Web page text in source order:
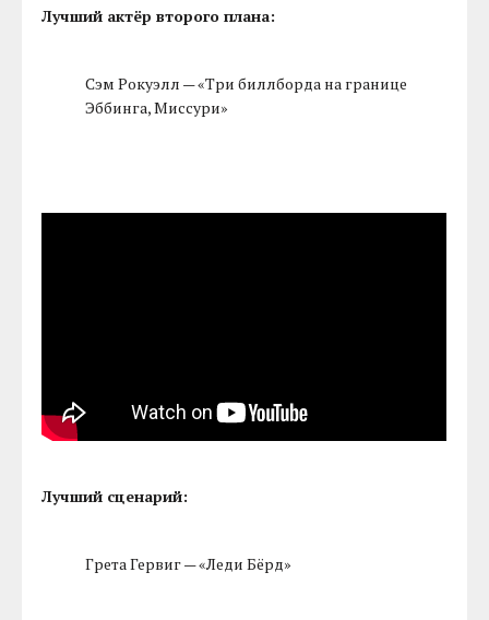
Лучший актёр второго плана:
Сэм Рокуэлл — «Три биллборда на границе
Эббинга, Миссури»
Лучший сценарий:
Грета Гервиг — «Леди Бёрд»